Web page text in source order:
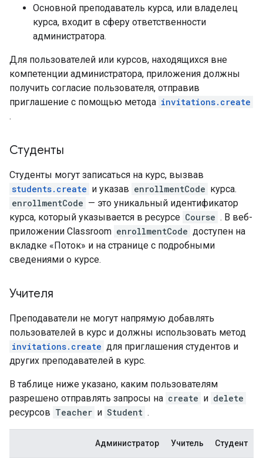
Основной преподаватель курса, или владелец
курса, входит в сферу ответственности
администратора.
Для пользователей или курсов, находящихся вне
компетенции администратора, приложения должны
получить согласие пользователя, отправив
приглашение с помощью метода invitations.create
.
Студенты
Студенты могут записаться на курс, вызвав
students.create и указав enrollmentCode курса.
enrollmentCode — это уникальный идентификатор
курса, который указывается в ресурсе Course . В веб-
приложении Classroom enrollmentCode доступен на
вкладке «Поток» и на странице с подробными
сведениями о курсе.
Учителя
Преподаватели не могут напрямую добавлять
пользователей в курс и должны использовать метод
invitations.create для приглашения студентов и
других преподавателей в курс.
В таблице ниже указано, каким пользователям
разрешено отправлять запросы на create и delete
ресурсов Teacher и Student .
Администратор Учитель Студент